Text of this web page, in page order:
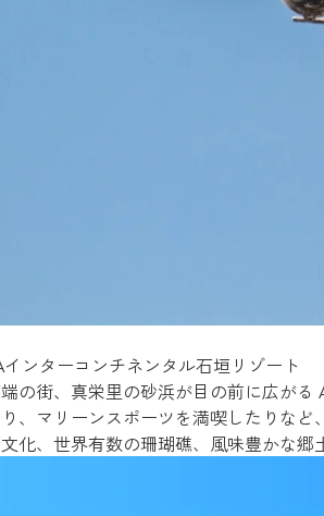
ンターコンチネンタル石垣リゾート
の街、真栄里の砂浜が目の前に広が
、マリーンスポーツを満喫したりな
化、世界有数の珊瑚礁、風味豊かな